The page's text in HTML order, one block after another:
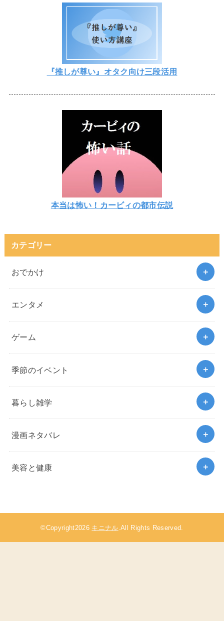
『推しが尊い』オタク向け三段活用
本当は怖い！カービィの都市伝説
カテゴリー
おでかけ
エンタメ
ゲーム
季節のイベント
暮らし雑学
漫画ネタバレ
美容と健康
©Copyright2026 キニナル .All Rights Reserved.